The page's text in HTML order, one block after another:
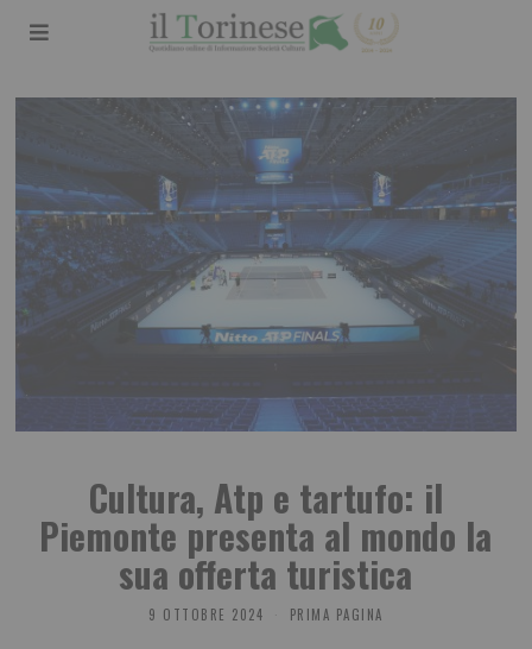
Cultura, Atp e tartufo: il
Piemonte presenta al mondo la
sua offerta turistica
9 OTTOBRE 2024 PRIMA PAGINA